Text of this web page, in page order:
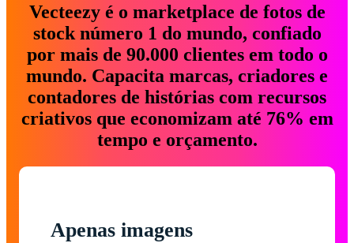
Vecteezy é o marketplace de fotos de
stock número 1 do mundo, confiado
por mais de 90.000 clientes em todo o
mundo. Capacita marcas, criadores e
contadores de histórias com recursos
criativos que economizam até 76% em
tempo e orçamento.
Apenas imagens